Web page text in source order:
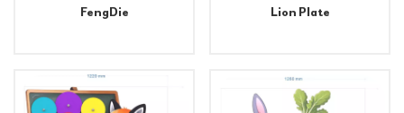
FengDie Lion Plate